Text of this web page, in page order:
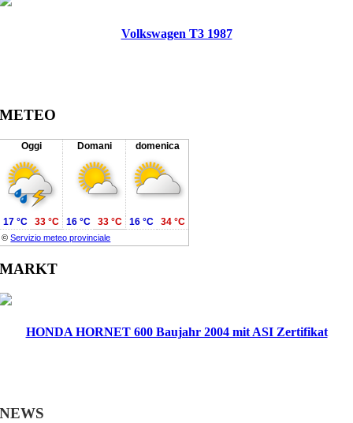
Volkswagen T3 1987
METEO
Oggi Domani domenica
©Servizio meteo provinciale
17 °C 33 °C 16 °C 33 °C 16 °C 34 °C
MARKT
HONDA HORNET 600 Baujahr 2004 mit ASI Zertifikat
NEWS